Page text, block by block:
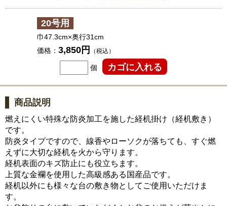
20号用
巾47.3cm×奥行31cm
価格： 3,850円 （税込）
個
商品説明
燃えにくい特殊な防炎加工を施した経机掛け（経机敷き）
です。
防炎タイプですので、線香やローソクが落ちても、すぐ燃
えずに大切な経机を火から守ります。
経机表面のキズ防止にも役立ちます。
上質な金襴を使用した高級感ある国産品です。
経机以外にも様々な台の敷き物としてご使用いただけま
す。